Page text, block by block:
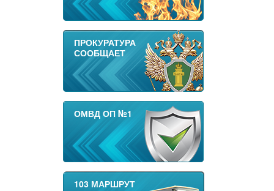
ПРОКУРАТУРА
СООБЩАЕТ
ОМВД ОП №1
103 МАРШРУТ